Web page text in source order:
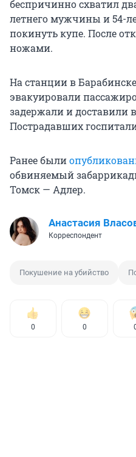
беспричинно схватил
летнего мужчины и 54-
покинуть купе. После
ножами.
На станции в
эвакуировали
задержали и доставили
Пострадавших
Ранее были
обвиняемый
Томск — Адлер.
Анастасия
Корреспондент
Покушение на убийство
0 0